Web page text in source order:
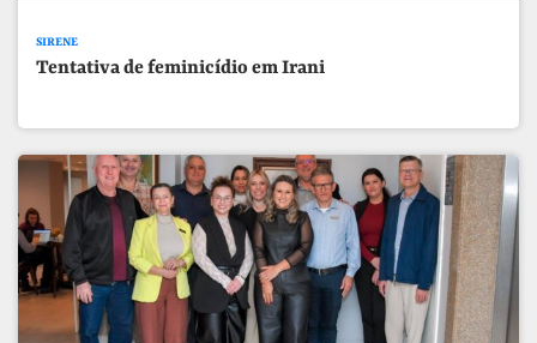
SIRENE
Tentativa de feminicídio em Irani